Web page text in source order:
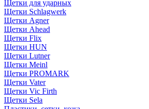
Щетки для ударных
Щетки Schlagwerk
Щетки Agner
Щетки Ahead
Щетки Flix
Щетки HUN
Щетки Lutner
Щетки Meinl
Щетки PROMARK
Щетки Vater
Щетки Vic Firth
Щетки Sela